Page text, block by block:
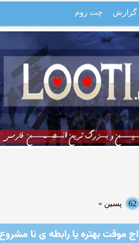
گزارش چت روم
62 پسین »
موقت بهتره یا رابطه ی نا